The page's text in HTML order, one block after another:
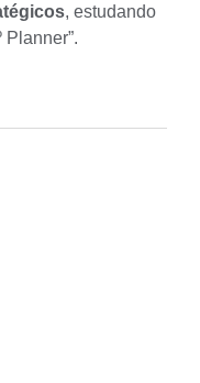
, estudando
Planner”.